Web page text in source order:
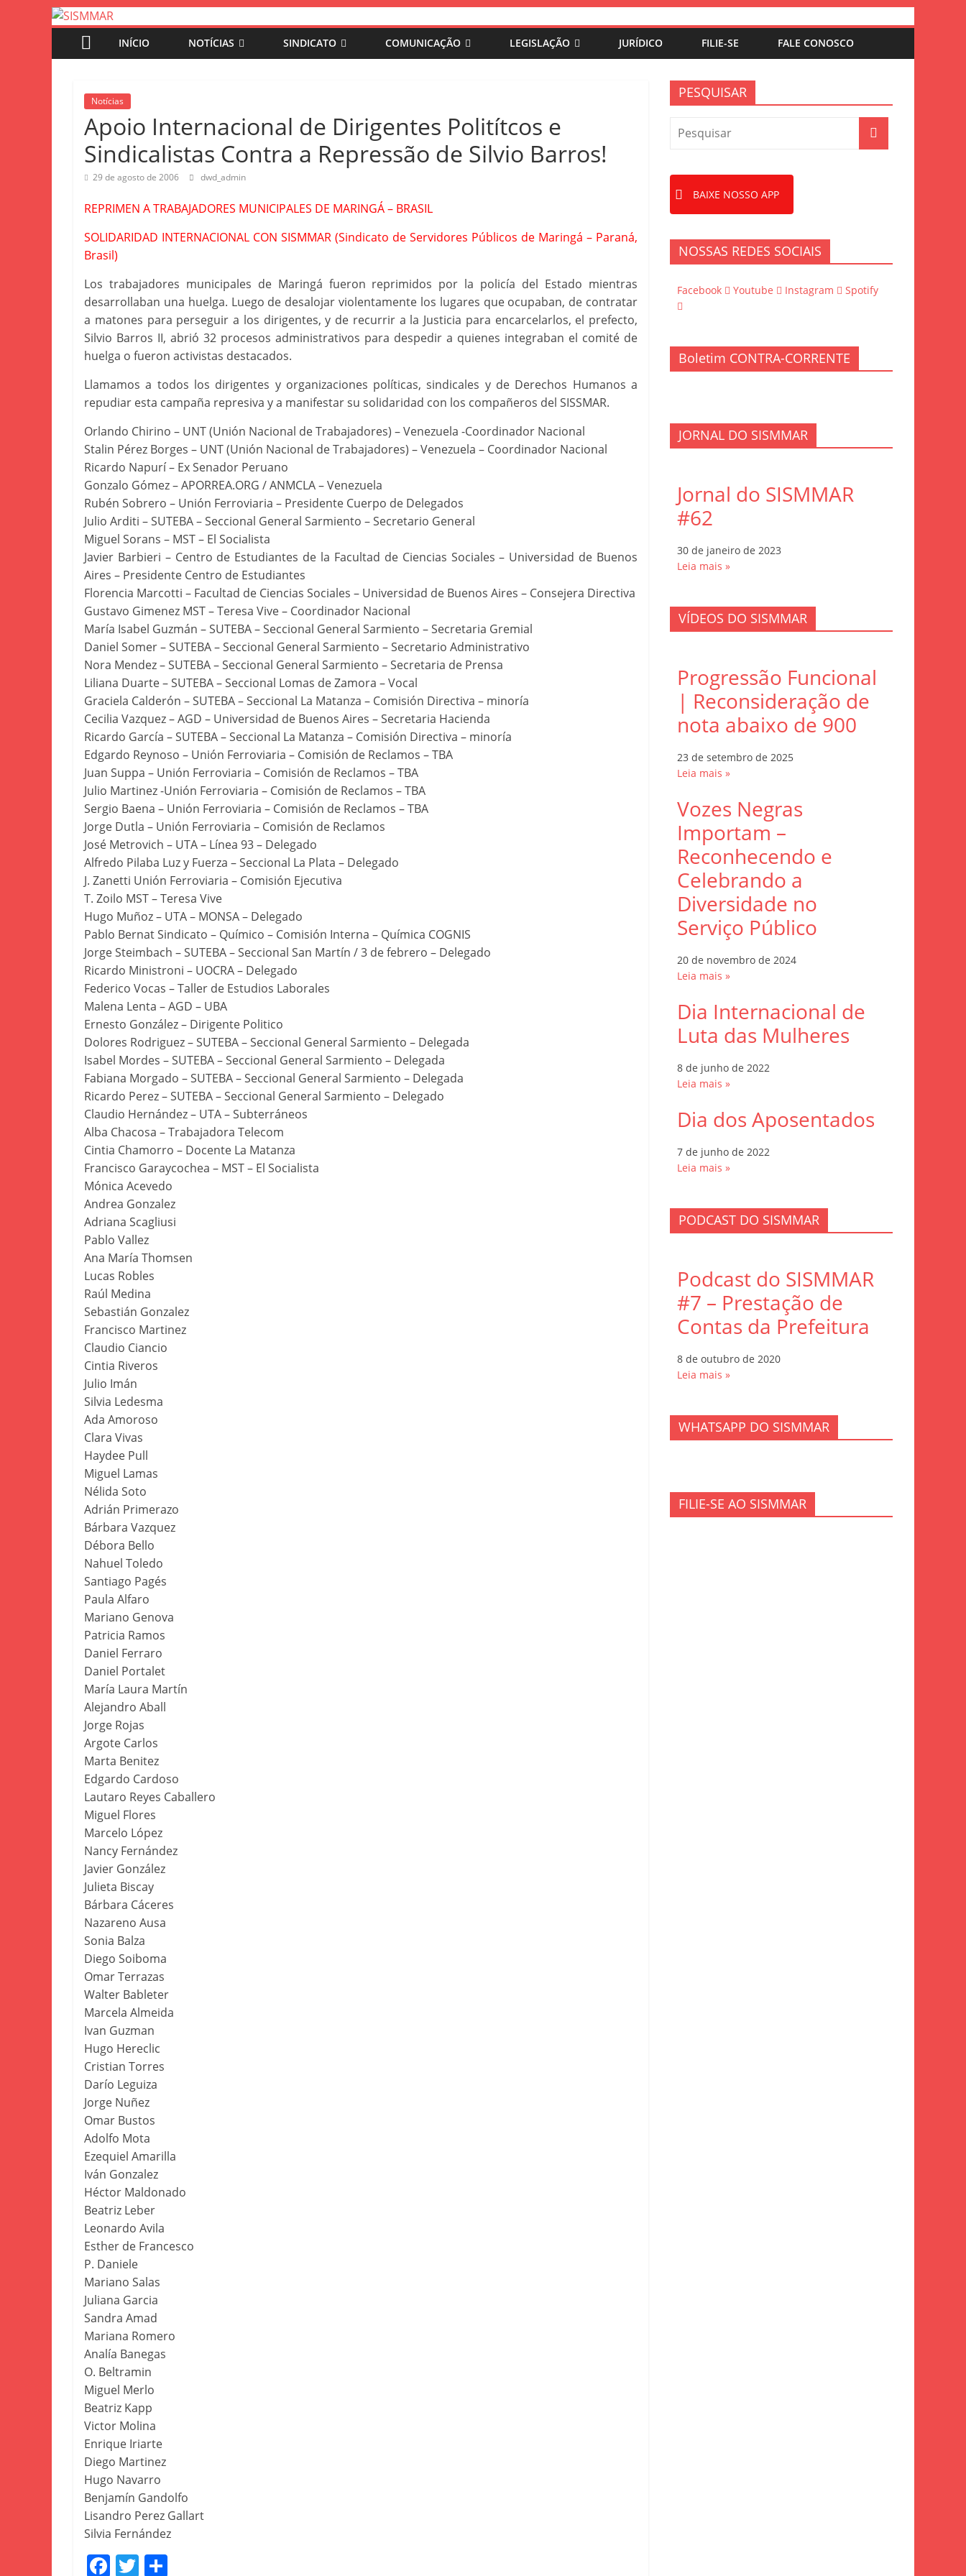
Pular
paraSISMMAR
SINDICATO
INÍCIO NOTÍCIAS SINDICATO COMUNICAÇÃO LEGISLAÇÃO JURÍDICO FILIE-SE FALE CONOSCO
Notícias
Apoio Internacional de Dirigentes Politítcos e
Sindicalistas Contra a Repressão de Silvio Barros!
29 de agosto de 2006 dwd_admin
REPRIMEN A TRABAJADORES MUNICIPALES DE MARINGÁ – BRASIL
SOLIDARIDAD INTERNACIONAL CON SISMMAR (Sindicato de Servidores Públicos de Maringá – Paraná,
Brasil)
Los trabajadores municipales de Maringá fueron reprimidos por la policía del Estado mientras
desarrollaban una huelga. Luego de desalojar violentamente los lugares que ocupaban, de contratar
a matones para perseguir a los dirigentes, y de recurrir a la Justicia para encarcelarlos, el prefecto,
Silvio Barros II, abrió 32 procesos administrativos para despedir a quienes integraban el comité de
huelga o fueron activistas destacados.
Llamamos a todos los dirigentes y organizaciones políticas, sindicales y de Derechos Humanos a
repudiar esta campaña represiva y a manifestar su solidaridad con los compañeros del SISSMAR.
Orlando Chirino – UNT (Unión Nacional de Trabajadores) – Venezuela -Coordinador Nacional
Stalin Pérez Borges – UNT (Unión Nacional de Trabajadores) – Venezuela – Coordinador Nacional
Ricardo Napurí – Ex Senador Peruano
Gonzalo Gómez – APORREA.ORG / ANMCLA – Venezuela
Rubén Sobrero – Unión Ferroviaria – Presidente Cuerpo de Delegados
Julio Arditi – SUTEBA – Seccional General Sarmiento – Secretario General
Miguel Sorans – MST – El Socialista
Javier Barbieri – Centro de Estudiantes de la Facultad de Ciencias Sociales – Universidad de Buenos
Aires – Presidente Centro de Estudiantes
Florencia Marcotti – Facultad de Ciencias Sociales – Universidad de Buenos Aires – Consejera Directiva
Gustavo Gimenez MST – Teresa Vive – Coordinador Nacional
María Isabel Guzmán – SUTEBA – Seccional General Sarmiento – Secretaria Gremial
Daniel Somer – SUTEBA – Seccional General Sarmiento – Secretario Administrativo
Nora Mendez – SUTEBA – Seccional General Sarmiento – Secretaria de Prensa
Liliana Duarte – SUTEBA – Seccional Lomas de Zamora – Vocal
Graciela Calderón – SUTEBA – Seccional La Matanza – Comisión Directiva – minoría
Cecilia Vazquez – AGD – Universidad de Buenos Aires – Secretaria Hacienda
Ricardo García – SUTEBA – Seccional La Matanza – Comisión Directiva – minoría
Edgardo Reynoso – Unión Ferroviaria – Comisión de Reclamos – TBA
Juan Suppa – Unión Ferroviaria – Comisión de Reclamos – TBA
Julio Martinez -Unión Ferroviaria – Comisión de Reclamos – TBA
Sergio Baena – Unión Ferroviaria – Comisión de Reclamos – TBA
Jorge Dutla – Unión Ferroviaria – Comisión de Reclamos
José Metrovich – UTA – Línea 93 – Delegado
Alfredo Pilaba Luz y Fuerza – Seccional La Plata – Delegado
J. Zanetti Unión Ferroviaria – Comisión Ejecutiva
T. Zoilo MST – Teresa Vive
Hugo Muñoz – UTA – MONSA – Delegado
Pablo Bernat Sindicato – Químico – Comisión Interna – Química COGNIS
Jorge Steimbach – SUTEBA – Seccional San Martín / 3 de febrero – Delegado
Ricardo Ministroni – UOCRA – Delegado
Federico Vocas – Taller de Estudios Laborales
Malena Lenta – AGD – UBA
Ernesto González – Dirigente Politico
Dolores Rodriguez – SUTEBA – Seccional General Sarmiento – Delegada
Isabel Mordes – SUTEBA – Seccional General Sarmiento – Delegada
Fabiana Morgado – SUTEBA – Seccional General Sarmiento – Delegada
Ricardo Perez – SUTEBA – Seccional General Sarmiento – Delegado
Claudio Hernández – UTA – Subterráneos
Alba Chacosa – Trabajadora Telecom
Cintia Chamorro – Docente La Matanza
Francisco Garaycochea – MST – El Socialista
Mónica Acevedo
Andrea Gonzalez
Adriana Scagliusi
Pablo Vallez
Ana María Thomsen
Lucas Robles
Raúl Medina
Sebastián Gonzalez
Francisco Martinez
Claudio Ciancio
Cintia Riveros
Julio Imán
Silvia Ledesma
Ada Amoroso
Clara Vivas
Haydee Pull
Miguel Lamas
Nélida Soto
Adrián Primerazo
Bárbara Vazquez
Débora Bello
Nahuel Toledo
Santiago Pagés
Paula Alfaro
Mariano Genova
Patricia Ramos
Daniel Ferraro
Daniel Portalet
María Laura Martín
Alejandro Aball
Jorge Rojas
Argote Carlos
Marta Benitez
Edgardo Cardoso
Lautaro Reyes Caballero
Miguel Flores
Marcelo López
Nancy Fernández
Javier González
Julieta Biscay
Bárbara Cáceres
Nazareno Ausa
Sonia Balza
Diego Soiboma
Omar Terrazas
Walter Bableter
Marcela Almeida
Ivan Guzman
Hugo Hereclic
Cristian Torres
Darío Leguiza
Jorge Nuñez
Omar Bustos
Adolfo Mota
Ezequiel Amarilla
Iván Gonzalez
Héctor Maldonado
Beatriz Leber
Leonardo Avila
Esther de Francesco
P. Daniele
Mariano Salas
Juliana Garcia
Sandra Amad
Mariana Romero
Analía Banegas
O. Beltramin
Miguel Merlo
Beatriz Kapp
Victor Molina
Enrique Iriarte
Diego Martinez
Hugo Navarro
Benjamín Gandolfo
Lisandro Perez Gallart
Silvia Fernández
F T
PESQUISAR
BAIXE NOSSO APP
NOSSAS REDES SOCIAIS
Facebook Youtube Instagram Spotify
Boletim CONTRA-CORRENTE
JORNAL DO SISMMAR
Jornal do SISMMAR
#62
30 de janeiro de 2023
Leia mais »
VÍDEOS DO SISMMAR
Progressão Funcional
| Reconsideração de
nota abaixo de 900
23 de setembro de 2025
Leia mais »
Vozes Negras
Importam –
Reconhecendo e
Celebrando a
Diversidade no
Serviço Público
20 de novembro de 2024
Leia mais »
Dia Internacional de
Luta das Mulheres
8 de junho de 2022
Leia mais »
Dia dos Aposentados
7 de junho de 2022
Leia mais »
PODCAST DO SISMMAR
Podcast do SISMMAR
#7 – Prestação de
Contas da Prefeitura
8 de outubro de 2020
Leia mais »
WHATSAPP DO SISMMAR
FILIE-SE AO SISMMAR